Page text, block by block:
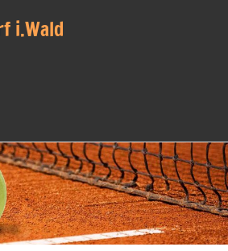
i.Wald